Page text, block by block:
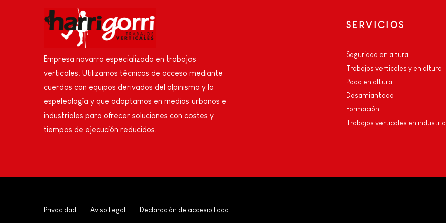
Empresa navarra especializada en trabajos
verticales. Utilizamos técnicas de acceso mediante
cuerdas con equipos derivados del alpinismo y la
espeleología y que adaptamos en medios urbanos e
industriales para ofrecer soluciones con costes y
tiempos de ejecución reducidos.
SERVICIOS
Seguridad en altura
Trabajos verticales y en altura
Poda en altura
Desamiantado
Formación
Trabajos verticales en industria
Privacidad Aviso Legal
Declaración de accesibilidad